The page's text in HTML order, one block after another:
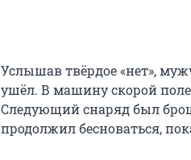
Услышав твёрдое «нет»,
ушёл. В машину скорой
Следующий снаряд был
продолжил бесноваться,